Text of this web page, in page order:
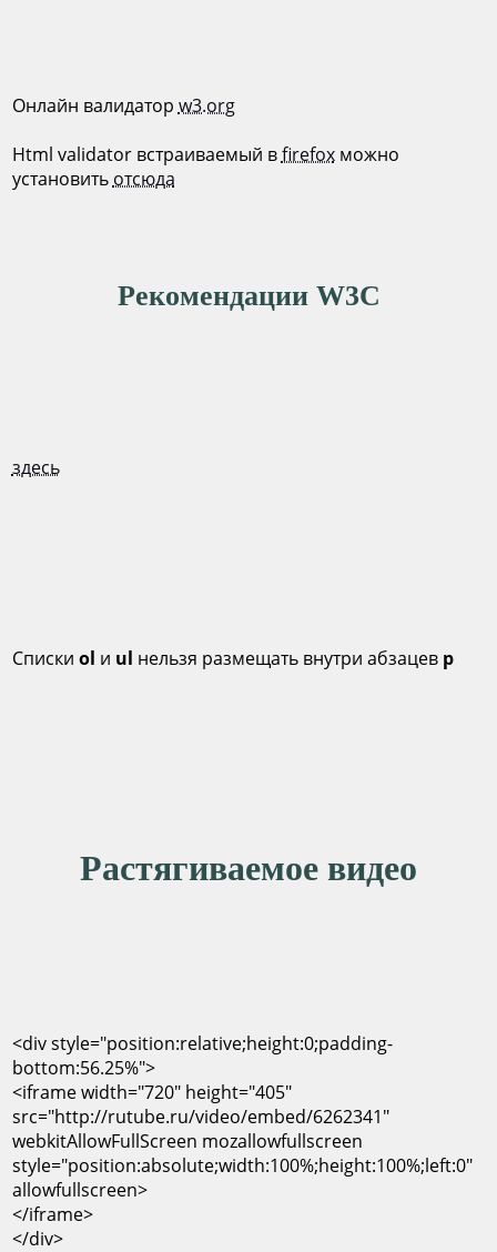
Онлайн валидатор w3.org
Html validator встраиваемый вfirefoxможно
установить отсюда
Рекомендации W3C
здесь
Списки ol и ul нельзя размещать внутри абзацев p
Растягиваемое видео
<div style="position:relative;height:0;padding-
bottom:56.25%">
<iframe width="720" height="405"
src="http://rutube.ru/video/embed/6262341"
webkitAllowFullScreen mozallowfullscreen
style="position:absolute;width:100%;height:100%;left:0"
allowfullscreen>
</iframe>
</div>